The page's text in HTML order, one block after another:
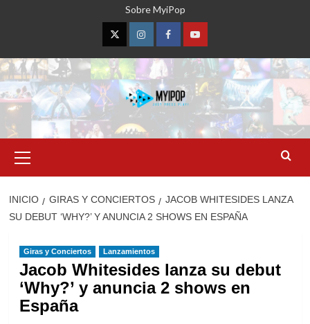
Sobre MyiPop
TwitterInstagramFacebookYouTube
primario
INICIO GIRAS Y CONCIERTOS
JACOB WHITESIDES LANZA
SU DEBUT ‘WHY?’ Y ANUNCIA 2 SHOWS EN ESPAÑA
Giras y Conciertos Lanzamientos
Jacob Whitesides lanza su debut
‘Why?’ y anuncia 2 shows en
España